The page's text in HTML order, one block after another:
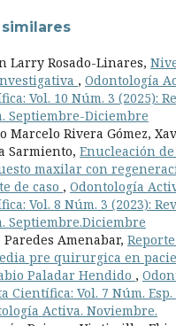
Larry Rosado-Linares,
, Odontología
Vol. 10 Núm. 3 (2025):
Septiembre-Diciembre
Marcelo Rivera Gómez,
Sarmiento, Enucleación
maxilar con
de caso , Odontología
Vol. 8 Núm. 3 (2023):
Septiembre.Diciembre
Amenabar,
pre quirurgica en
Paladar Hendido ,
Científica: Vol. 7 Núm. Esp.
Activa. Noviembre.